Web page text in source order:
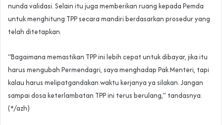
nunda validasi. Selain itu juga memberikan ruang kepada Pemda
untuk menghitung TPP secara mandiri berdasarkan prosedur yang
telah ditetapkan.
“Bagaimana memastikan TPP ini lebih cepat untuk dibayar, jika itu
harus mengubah Permendagri, saya menghadap Pak Menteri, tapi
kalau harus melipatgandakan waktu kerjanya ya silakan. Jangan
sampai dosa keterlambatan TPP ini terus berulang,” tandasnya.
(*/azh)